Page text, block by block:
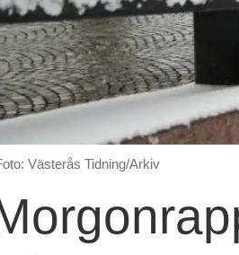
Västerås Tidning/Arkiv